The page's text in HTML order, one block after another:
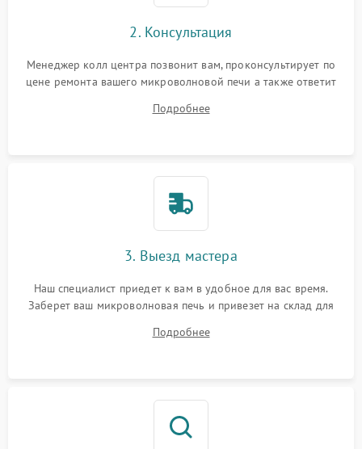
2. Консультация
Менеджер колл центра позвонит вам, проконсультирует по
цене ремонта вашего микроволновой печи а также ответит
Подробнее
3. Выезд мастера
Наш специалист приедет к вам в удобное для вас время.
Заберет ваш микроволновая печь и привезет на склад для
Подробнее